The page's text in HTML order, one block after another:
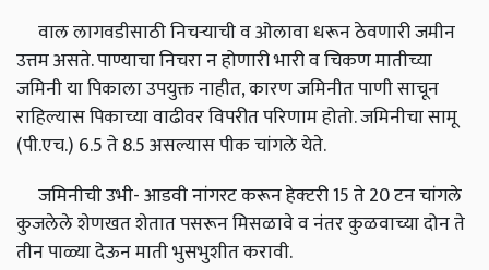
वाल लागवडीसाठी निचऱ्याची व ओलावा धरून ठेवणारी जमीन
उत्तम असते. पाण्याचा निचरा न होणारी भारी व चिकण मातीच्या
जमिनी या पिकाला उपयुक्त नाहीत, कारण जमिनीत पाणी साचून
राहिल्यास पिकाच्या वाढीवर विपरीत परिणाम होतो. जमिनीचा सामू
(पी.एच.) 6.5 ते 8.5 असल्यास पीक चांगले येते.
जमिनीची उभी- आडवी नांगरट करून हेक्‍टरी 15 ते 20 टन चांगले
कुजलेले शेणखत शेतात पसरून मिसळावे व नंतर कुळवाच्या दोन ते
तीन पाळ्या देऊन माती भुसभुशीत करावी.